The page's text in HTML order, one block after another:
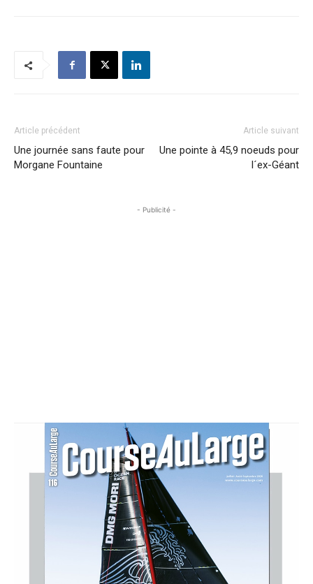
Article précédent
Une journée sans faute pour
Morgane Fountaine
Article suivant
Une pointe à 45,9 noeuds pour
l´ex-Géant
- Publicité -